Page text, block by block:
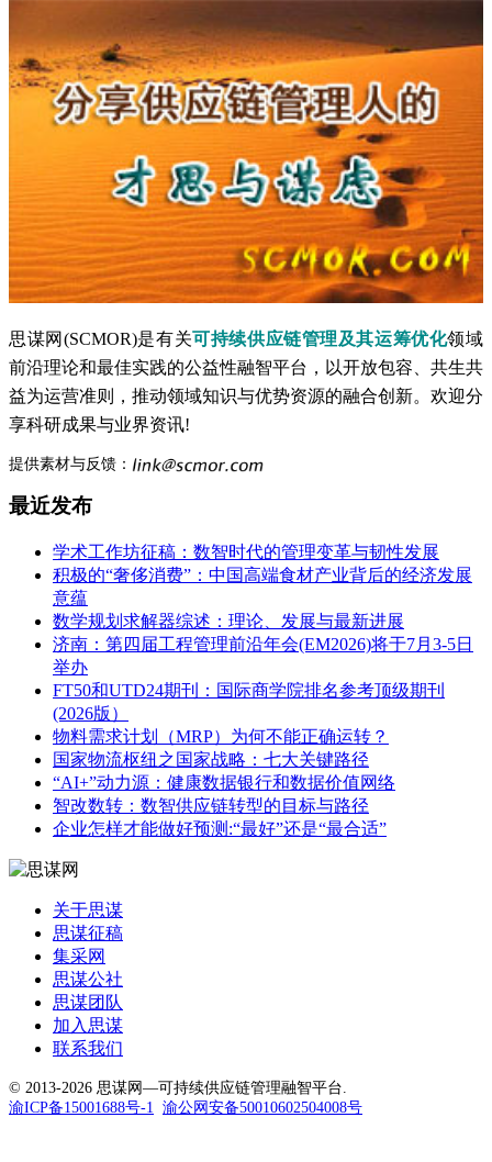
思谋网(SCMOR)是有关可持续供应链管理及其运筹优化领域
前沿理论和最佳实践的公益性融智平台，以开放包容、共生共
益为运营准则，推动领域知识与优势资源的融合创新。欢迎分
享科研成果与业界资讯!
提供素材与反馈：
最近发布
学术工作坊征稿：数智时代的管理变革与韧性发展
积极的“奢侈消费”：中国高端食材产业背后的经济发展
意蕴
数学规划求解器综述：理论、发展与最新进展
济南：第四届工程管理前沿年会(EM2026)将于7月3-5日
举办
FT50和UTD24期刊：国际商学院排名参考顶级期刊
(2026版）
物料需求计划（MRP）为何不能正确运转？
国家物流枢纽之国家战略：七大关键路径
“AI+”动力源：健康数据银行和数据价值网络
智改数转：数智供应链转型的目标与路径
企业怎样才能做好预测:“最好”还是“最合适”
关于思谋
思谋征稿
集采网
思谋公社
思谋团队
加入思谋
联系我们
© 2013-2026 思谋网—可持续供应链管理融智平台.
渝ICP备15001688号-1
渝公网安备50010602504008号